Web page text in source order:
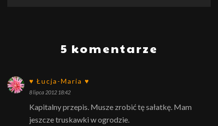
5 komentarze
♥ Łucja-Maria ♥
8 lipca 2012 18:42
Kapitalny przepis. Musze zrobić tę sałatkę. Mam
jeszcze truskawki w ogrodzie.